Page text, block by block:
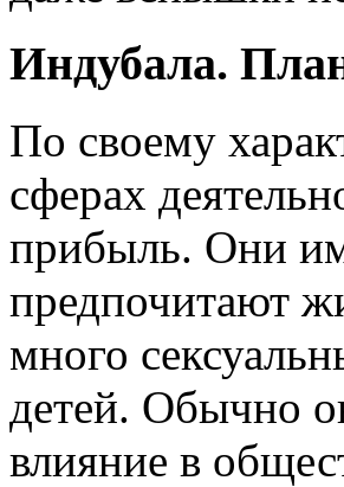
Индубала.
По своему
сферах
прибыль. Они
предпочитают
много
детей. Обычно
влияние в